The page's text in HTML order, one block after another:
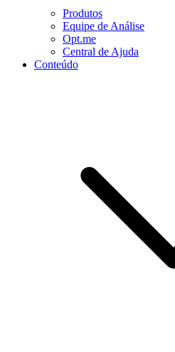
Produtos
Equipe de Análise
Opt.me
Central de Ajuda
Conteúdo